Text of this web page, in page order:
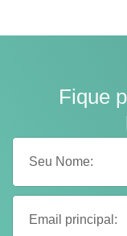
Fique